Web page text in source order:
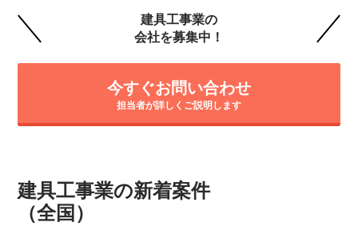
建具工事業の
会社を募集中！
今すぐお問い合わせ
担当者が詳しくご説明します
建具工事業の新着案件
（全国）